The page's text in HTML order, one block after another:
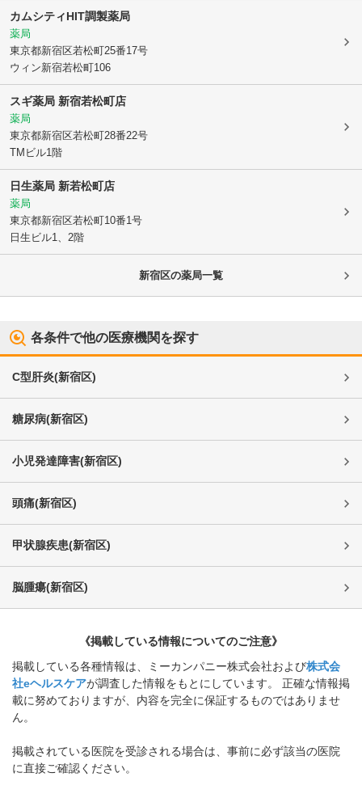
カムシティHIT調製薬局
薬局
東京都新宿区若松町25番17号
ウィン新宿若松町106
スギ薬局 新宿若松町店
薬局
東京都新宿区若松町28番22号
TMビル1階
日生薬局 新若松町店
薬局
東京都新宿区若松町10番1号
日生ビル1、2階
新宿区の薬局一覧
各条件で他の医療機関を探す
C型肝炎(新宿区)
糖尿病(新宿区)
小児発達障害(新宿区)
頭痛(新宿区)
甲状腺疾患(新宿区)
脳腫瘍(新宿区)
《掲載している情報についてのご注意》
掲載している各種情報は、ミーカンパニー株式会社および株式会
社eヘルスケアが調査した情報をもとにしています。 正確な情報掲
載に努めておりますが、内容を完全に保証するものではありませ
ん。
掲載されている医院を受診される場合は、事前に必ず該当の医院
に直接ご確認ください。